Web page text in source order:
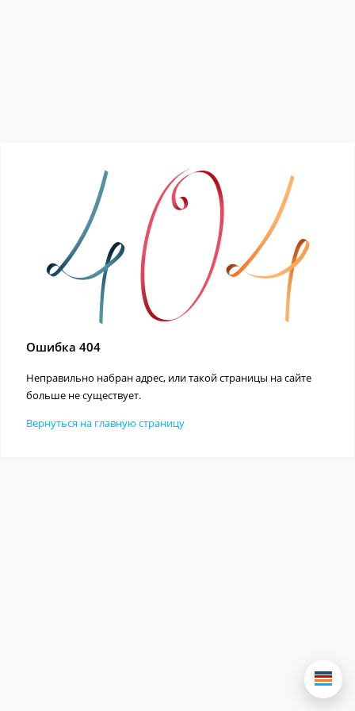
Ошибка 404
Неправильно набран адрес, или такой страницы на сайте
больше не существует.
Вернуться на главную страницу